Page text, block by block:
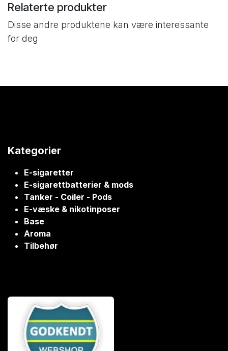
Relaterte produkter
Disse andre produktene kan være interessante
for deg
Kategorier
E-sigaretter
E-sigarettbatterier & mods
Tanker - Coiler - Pods
E-væske & nikotinposer
Base
Aroma
Tilbehør